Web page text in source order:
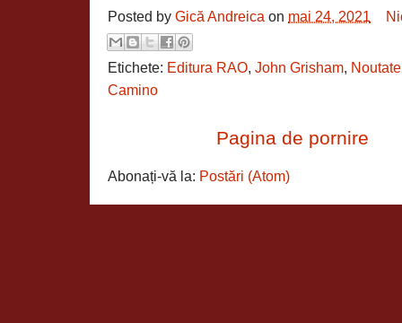
Posted by Gică Andreica on mai 24, 2021
Etichete: Editura RAO, John Grisham, Noutate
Camino
Pagina de pornire
Abonați-vă la: Postări (Atom)